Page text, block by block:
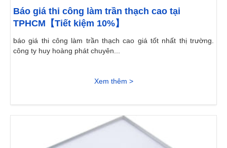
Báo giá thi công làm trần thạch cao tại
TPHCM【Tiết kiệm 10%】
báo giá thi công làm trần thạch cao giá tốt nhất thị trường.
công ty huy hoàng phát chuyên...
Xem thêm >